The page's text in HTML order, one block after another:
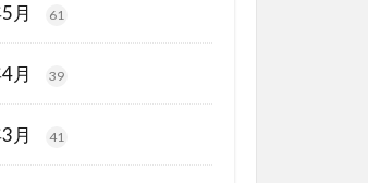
月 61
月 39
月 41